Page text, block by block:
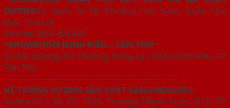
DƯƠNG21, Quốc Lộ 1K, Phường Linh Xuân, Quận Thủ
Đức, TP.HCM
Hotline: 0855.400.400
*SHOWROOM NINH KIỀU – CẦN THƠ
Số 94c, Đường 3/2, Phường Hưng Lợi, Quận Ninh Kiều,TP
Cần Thơ
————————————————————
HỆ THỐNG XƯỞNG SẢN XUẤT SAIGONDOOR®
Xưởng SX I: Số 361 TX25, Phường Thạnh Xuân, Q12, TP.